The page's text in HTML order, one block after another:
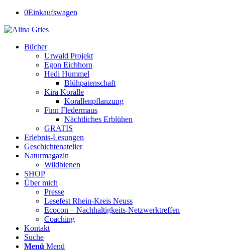
0Einkaufswagen
Bücher
Urwald Projekt
Egon Eichhorn
Hedi Hummel
Blühpatenschaft
Kira Koralle
Korallenpflanzung
Finn Fledermaus
Nächtliches Erblühen
GRATIS
Erlebnis-Lesungen
Geschichtenatelier
Naturmagazin
Wildbienen
SHOP
Über mich
Presse
Lesefest Rhein-Kreis Neuss
Ecocon – Nachhaltigkeits-Netzwerktreffen
Coaching
Kontakt
Suche
Menü Menü